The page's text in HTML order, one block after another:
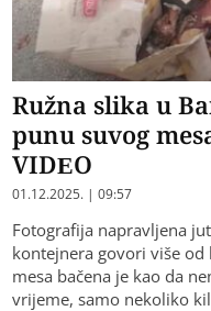
Ružna slika u
punu suvog
VIDEO
01.12.2025. | 09:57
Fotografija napravljena
kontejnera govori više
mesa bačena je kao da
vrijeme, samo nekoliko